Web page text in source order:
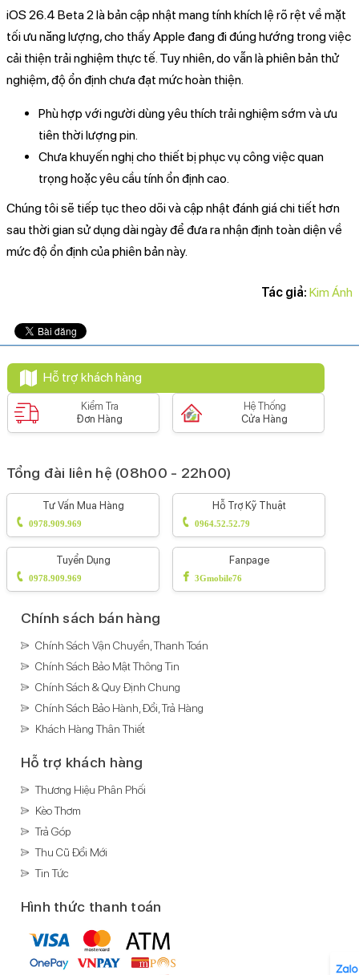
iOS 26.4 Beta 2 là bản cập nhật mang tính khích lệ rõ rệt về mặt
tối ưu năng lượng, cho thấy Apple đang đi đúng hướng trong việc
cải thiện trải nghiệm thực tế. Tuy nhiên, do vẫn là phiên bản thử
nghiệm, độ ổn định chưa đạt mức hoàn thiện.
Phù hợp với người dùng yêu thích trải nghiệm sớm và ưu
tiên thời lượng pin.
Chưa khuyến nghị cho thiết bị phục vụ công việc quan
trọng hoặc yêu cầu tính ổn định cao.
Chúng tôi sẽ tiếp tục theo dõi và cập nhật đánh giá chi tiết hơn
sau thời gian sử dụng dài ngày để đưa ra nhận định toàn diện về
mức độ ổn định của phiên bản này.
Tác giả: Kim Ánh
Hỗ trợ khách hàng
Kiểm Tra
Đơn Hàng
Hệ Thống
Cửa Hàng
Tổng đài liên hệ (08h00 - 22h00)
Tư Vấn Mua Hàng
0978.909.969
Hỗ Trợ Kỹ Thuật
0964.52.52.79
Tuyển Dụng
0978.909.969
Fanpage
3Gmobile76
Chính sách bán hàng
Chính Sách Vận Chuyển, Thanh Toán
Chính Sách Bảo Mật Thông Tin
Chính Sách & Quy Định Chung
Chính Sách Bảo Hành, Đổi, Trả Hàng
Khách Hàng Thân Thiết
Hỗ trợ khách hàng
Thương Hiệu Phân Phối
Kèo Thơm
Trả Góp
Thu Cũ Đổi Mới
Tin Tức
Hình thức thanh toán